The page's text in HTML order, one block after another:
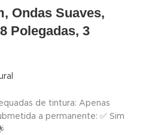
Ondas Suaves,
Polegadas, 3
de tintura: Apenas
a permanente: ✅ Sim